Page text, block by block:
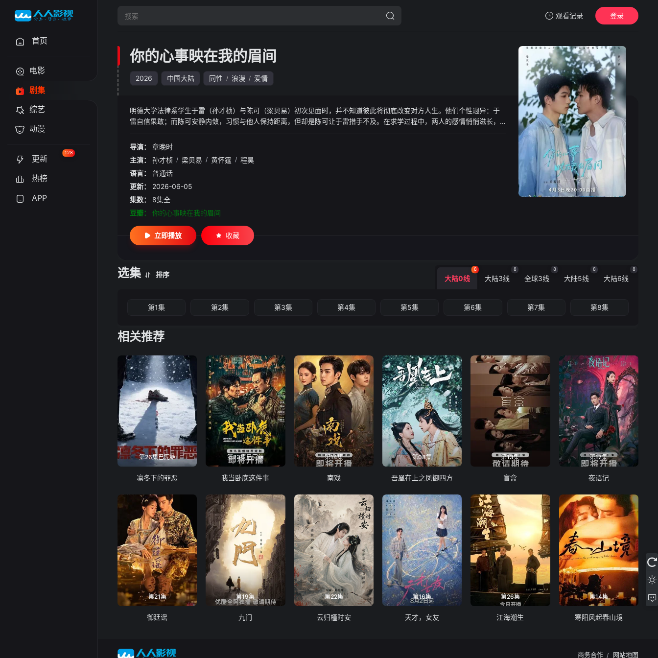
观看记录
暂无观看影片的记录
登录
首页
电影
剧集
综艺
动漫
更新
128
热榜
APP
你的心事映在我的眉间
2026 中国大陆 同性 / 浪漫 / 爱情
明德大学法律系学生于雷（孙才桢）与陈可（梁贝易）初次见面时，并不知道彼此将彻底改变对方人生。他们个性迥异：于
雷自信果敢；而陈可安静内敛，习惯与他人保持距离，但却是陈可让于雷措手不及。在求学过程中，两人的感情悄悄滋长，
罚》 。 两名性格截然不同的男大学生，一个大胆自信，一个安静内向，却在不知不觉间悄悄对彼此产生了感情
导演：
章晚时
主演：
孙才桢 / 梁贝易 / 黄怀霆 / 程昊
语言：
普通话
更新：
2026-06-05
集数：
8集全
豆瓣：
你的心事映在我的眉间
立即播放 收藏
选集 排序 大陆0线
8
大陆3线
8
全球3线
8
大陆5线
8
大陆6线
8
第1集 第2集 第3集 第4集 第5集 第6集 第7集 第8集
相关推荐
第26集已完结
凛冬下的罪恶
第23集已完结
我当卧底这件事
第14集
南戏
第08集
吾凰在上之凤御四方
第13集
盲盒
第17集
夜语记
第21集
御廷谣
第19集
九门
第22集
云归槿时安
第16集
天才，女友
第26集
江海潮生
第14集
寒阳风起春山境
商务合作 网站地图